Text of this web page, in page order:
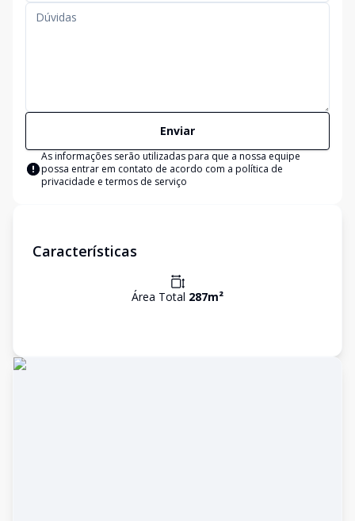
Enviar
As informações serão utilizadas para que a nossa equipe
possa entrar em contato de acordo com a política de
privacidade e termos de serviço
Características
Área Total 287m²